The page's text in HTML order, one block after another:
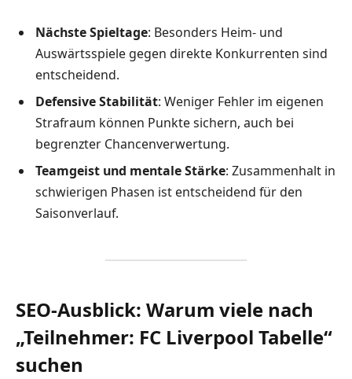
Nächste Spieltage: Besonders Heim- und
Auswärtsspiele gegen direkte Konkurrenten sind
entscheidend.
Defensive Stabilität: Weniger Fehler im eigenen
Strafraum können Punkte sichern, auch bei
begrenzter Chancenverwertung.
Teamgeist und mentale Stärke: Zusammenhalt in
schwierigen Phasen ist entscheidend für den
Saisonverlauf.
SEO-Ausblick: Warum viele nach
„Teilnehmer: FC Liverpool Tabelle“
suchen